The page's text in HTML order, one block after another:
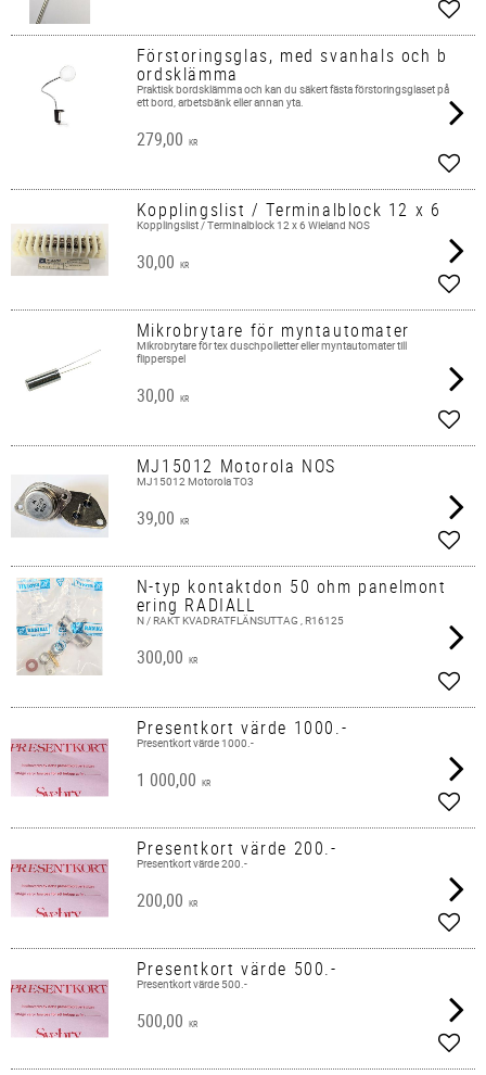
Förstoringsglas, med svanhals och b
ordsklämma
Praktisk bordsklämma och kan du säkert fästa förstoringsglaset på
ett bord, arbetsbänk eller annan yta.
279,00 KR
Kopplingslist / Terminalblock 12 x 6
Kopplingslist / Terminalblock 12 x 6 Wieland NOS
30,00 KR
Mikrobrytare för myntautomater
Mikrobrytare för tex duschpolletter eller myntautomater till
flipperspel
30,00 KR
MJ15012 Motorola NOS
MJ15012 Motorola TO3
39,00 KR
N-typ kontaktdon 50 ohm panelmont
ering RADIALL
N / RAKT KVADRATFLÄNSUTTAG , R16125
300,00 KR
Presentkort värde 1000.-
Presentkort värde 1000.-
1 000,00 KR
Presentkort värde 200.-
Presentkort värde 200.-
200,00 KR
Presentkort värde 500.-
Presentkort värde 500.-
500,00 KR